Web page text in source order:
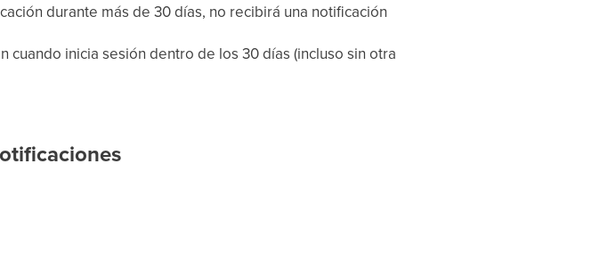
durante más de 30 días, no recibirá una notificación
inicia sesión dentro de los 30 días (incluso sin otra